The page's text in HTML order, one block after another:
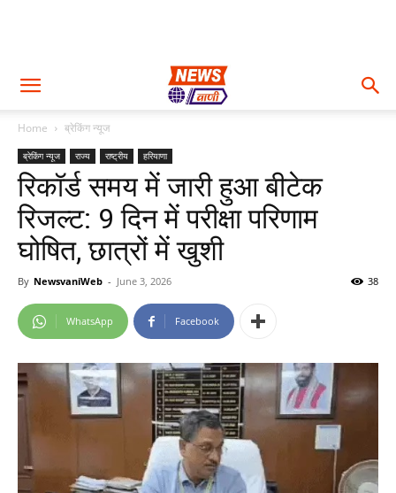
Home ब्रेकिंग न्यूज
ब्रेकिंग न्यूज राज्य राष्ट्रीय हरियाणा
रिकॉर्ड समय में जारी हुआ बीटेक
रिजल्ट: 9 दिन में परीक्षा परिणाम
घोषित, छात्रों में खुशी
By NewsvaniWeb - June 3, 2026 38
WhatsApp Facebook